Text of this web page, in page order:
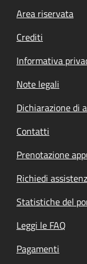
Footer
Area riservata
Crediti
Informativa
Note legali
Dichiarazione di
Contatti
Prenotazione
Richiedi
Statistiche del
Leggi le FAQ
Pagamenti